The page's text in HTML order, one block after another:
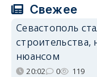
Свежее
Севастополь
нюансом
20:02 0 119